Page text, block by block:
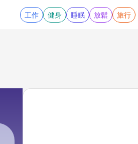
工作 健身 睡眠 放鬆 旅行